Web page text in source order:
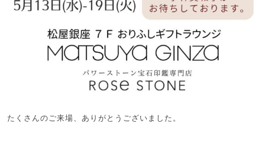
たくさんのご来場、ありがとうございました。